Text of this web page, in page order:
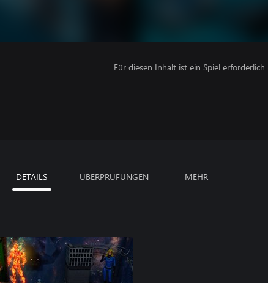
Für diesen Inhalt ist ein Spiel erforderlich
DETAILS ÜBERPRÜFUNGEN MEHR